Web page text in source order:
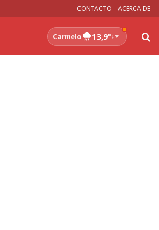
CONTACTO ACERCA DE
Carmelo 13,9°↓